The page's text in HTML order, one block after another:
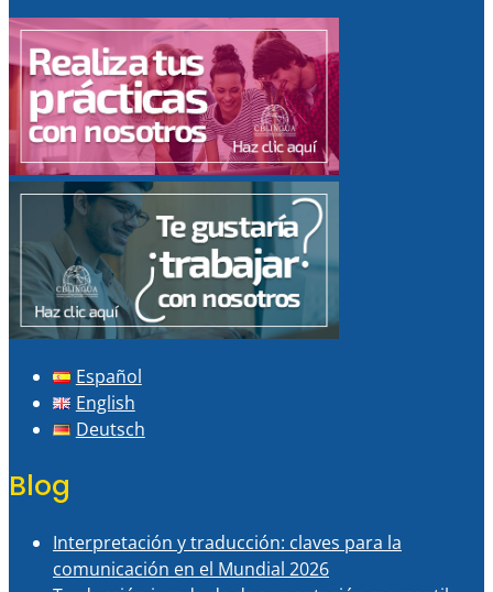
Español
English
Deutsch
Blog
Interpretación y traducción: claves para la
comunicación en el Mundial 2026